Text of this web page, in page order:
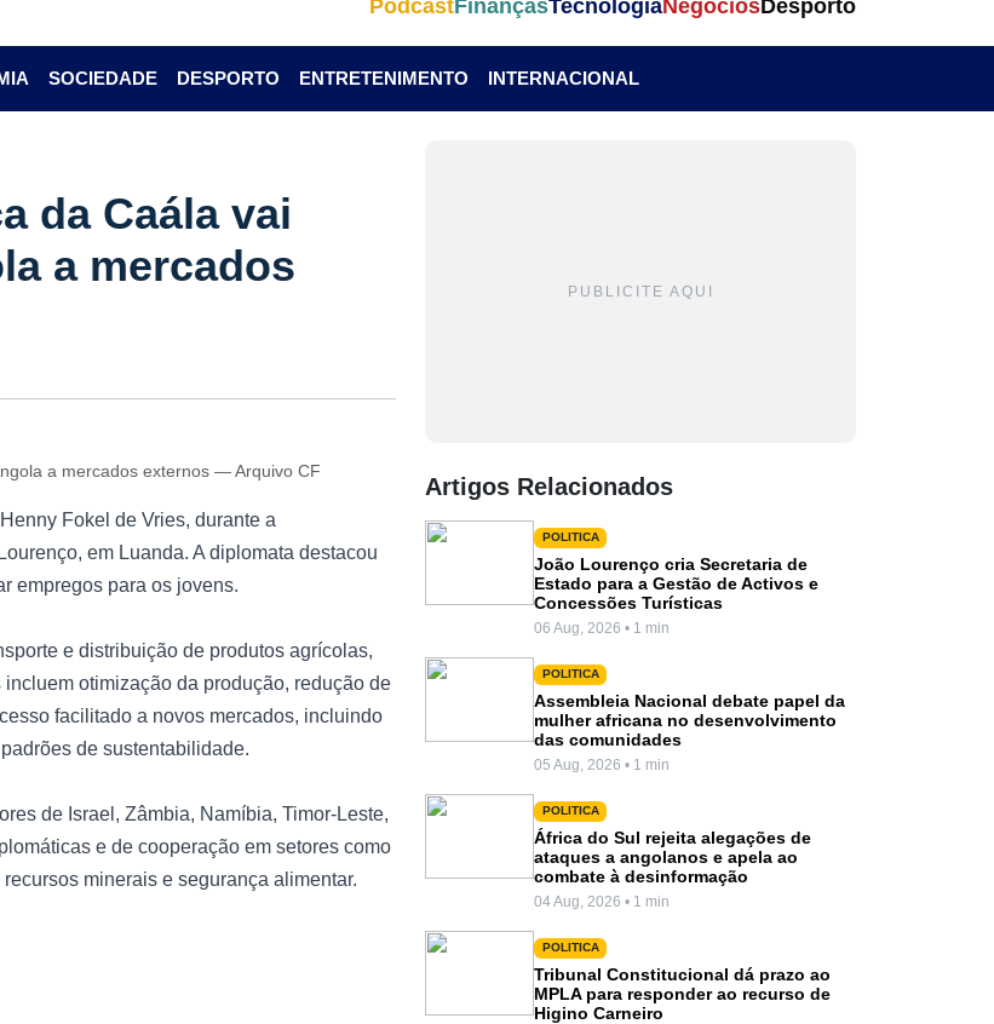
PodcastFinançasTecnologiaNegóciosDesporto
SOCIEDADE DESPORTO ENTRETENIMENTO INTERNACIONAL
da Caála vai
a mercados
a mercados externos — Arquivo CF
Fokel de Vries, durante a
em Luanda. A diplomata destacou
empregos para os jovens.
e distribuição de produtos agrícolas,
otimização da produção, redução de
facilitado a novos mercados, incluindo
de sustentabilidade.
de Israel, Zâmbia, Namíbia, Timor-Leste,
e de cooperação em setores como
minerais e segurança alimentar.
PUBLICITE AQUI
Artigos Relacionados
POLITICA
João Lourenço cria Secretaria de
Estado para a Gestão de Activos e
Concessões Turísticas
06 Aug, 2026 • 1 min
POLITICA
Assembleia Nacional debate papel da
mulher africana no desenvolvimento
das comunidades
05 Aug, 2026 • 1 min
POLITICA
África do Sul rejeita alegações de
ataques a angolanos e apela ao
combate à desinformação
04 Aug, 2026 • 1 min
POLITICA
Tribunal Constitucional dá prazo ao
MPLA para responder ao recurso de
Higino Carneiro